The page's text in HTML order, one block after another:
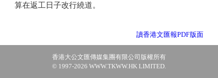
算在返工日子改行繞道。
讀香港文匯報PDF版面
香港大公文匯傳媒集團有限公司版權所有
© 1997-2026 WWW.TKWW.HK LIMITED.